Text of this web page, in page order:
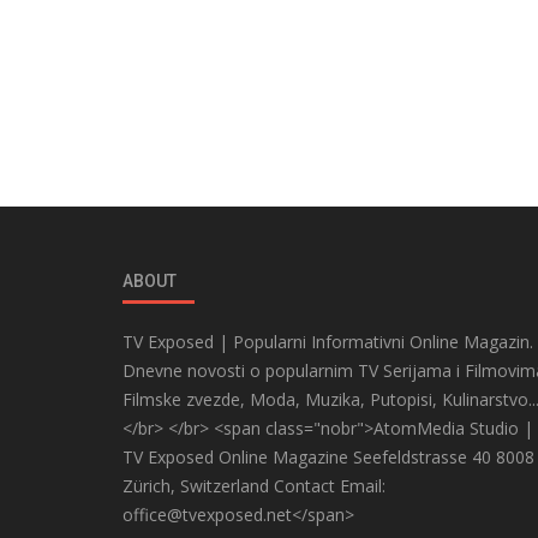
ABOUT
TV Exposed | Popularni Informativni Online Magazin.
Dnevne novosti o popularnim TV Serijama i
Filmske zvezde, Moda, Muzika, Putopisi, Kulinarstvo...
</br> </br> <span class="nobr">AtomMedia Studio |
TV Exposed Online Magazine Seefeldstrasse 40 8008
Zürich, Switzerland Contact Email:
office@tvexposed.net</span>